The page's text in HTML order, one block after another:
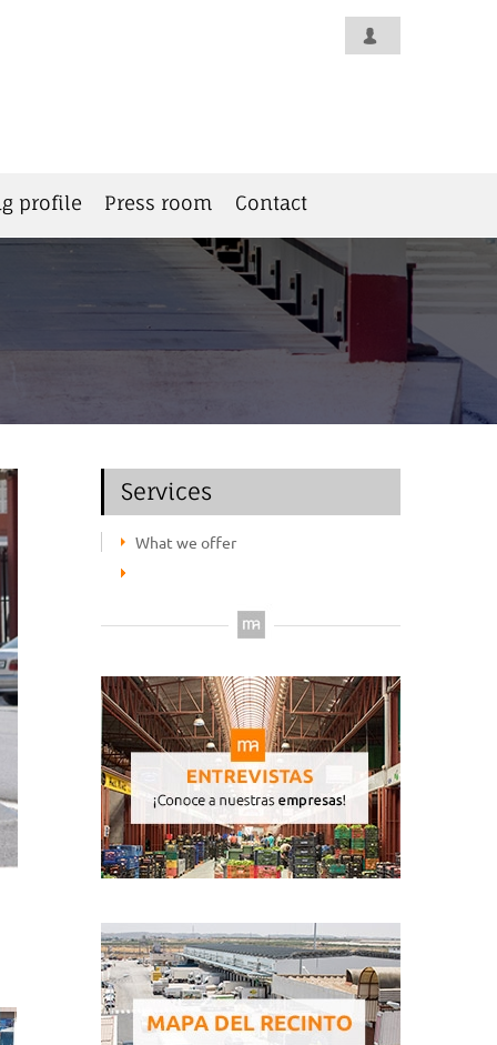
profile Press room Contact
Services
What we offer